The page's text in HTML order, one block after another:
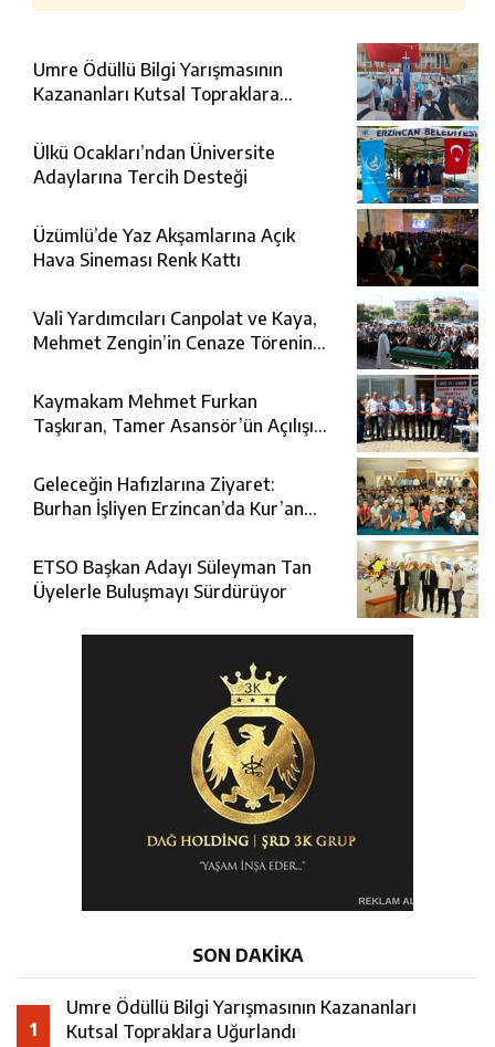
Umre Ödüllü Bilgi Yarışmasının
Kazananları Kutsal Topraklara
Ülkü Ocakları’ndan Üniversite
Adaylarına Tercih Desteği
Üzümlü’de Yaz Akşamlarına Açık
Hava Sineması Renk Kattı
Vali Yardımcıları Canpolat ve Kaya,
Mehmet Zengin’in Cenaze Törenine
Kaymakam Mehmet Furkan
Taşkıran, Tamer Asansör’ün Açılışına
Geleceğin Hafızlarına Ziyaret:
Burhan İşliyen Erzincan’da Kur’an
ETSO Başkan Adayı Süleyman Tan
Üyelerle Buluşmayı Sürdürüyor
SON DAKİKA
1
Umre Ödüllü Bilgi Yarışmasının Kazananları
Kutsal Topraklara Uğurlandı